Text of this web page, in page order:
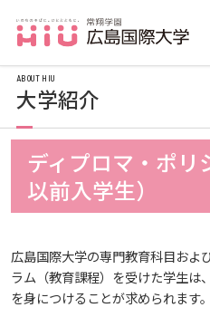
受験生
在学生の方
ディプロマ・ポ
以前入学生）
広島国際大学の専門教育科目およ
ラム（教育課程）を受けた学生は
を身につけることが求められます。
ABOUT HIU
大学紹介
大学紹介
広島国際大学の概要
建学の精神
情報の公表